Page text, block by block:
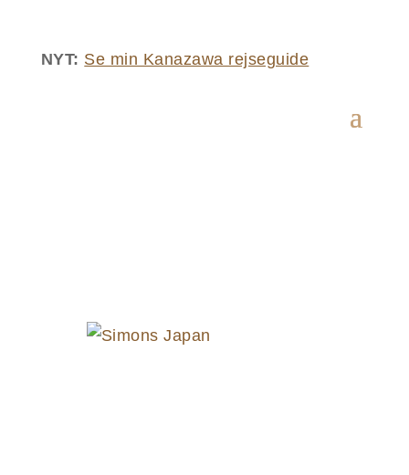
NYT: Se min Kanazawa rejseguide